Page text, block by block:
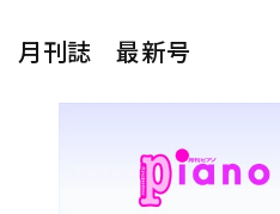
月刊誌 最新号